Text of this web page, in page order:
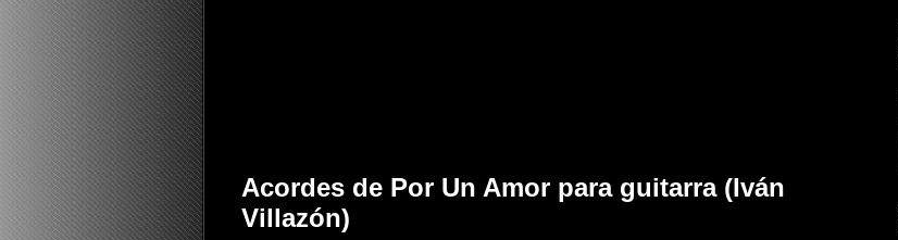
Acordes de Por Un Amor para guitarra (Iván
Villazón)